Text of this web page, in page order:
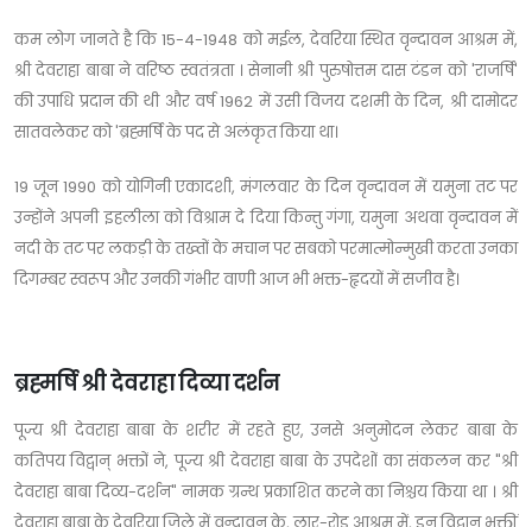
कम लोग जानते है कि 15-4-1948 को मईल, देवरिया स्थित वृन्दावन आश्रम में,
श्री देवराहा बाबा ने वरिष्ठ स्वतंत्रता । सेनानी श्री पुरुषोत्तम दास टंडन को 'राजर्षि'
की उपाधि प्रदान की थी और वर्ष 1962 में उसी विजय दशमी के दिन, श्री दामोदर
सातवलेकर को 'ब्रह्मर्षि के पद से अलंकृत किया था।
19 जून 1990 को योगिनी एकादशी, मंगलवार के दिन वृन्दावन में यमुना तट पर
उन्होंने अपनी इहलीला को विश्राम दे दिया किन्तु गंगा, यमुना अथवा वृन्दावन में
नदी के तट पर लकड़ी के तख्तों के मचान पर सबको परमात्मोन्मुखी करता उनका
दिगम्बर स्वरूप और उनकी गंभीर वाणी आज भी भक्त-हृदयों में सजीव है।
ब्रह्मर्षि श्री देवराहा दिव्या दर्शन
पूज्य श्री देवराहा बाबा के शरीर में रहते हुए, उनसे अनुमोदन लेकर बाबा के
कतिपय विद्वान् भक्तों ने, पूज्य श्री देवराहा बाबा के उपदेशों का संकलन कर "श्री
देवराहा बाबा दिव्य-दर्शन" नामक ग्रन्थ प्रकाशित करने का निश्चय किया था । श्री